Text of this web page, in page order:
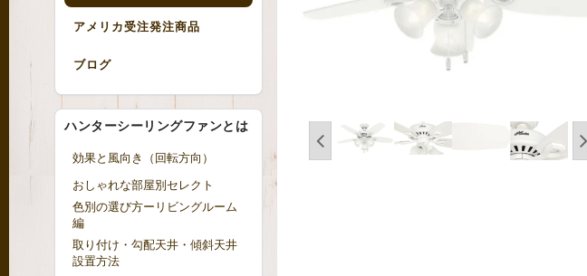
アメリカ受注発注商品
ブログ
ハンターシーリングファンとは
効果と風向き（回転方向）
おしゃれな部屋別セレクト
色別の選び方ーリビングルーム
編
取り付け・勾配天井・傾斜天井
設置方法